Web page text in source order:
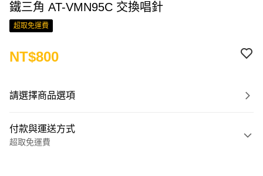
鐵三角 AT-VMN95C 交換唱針
超取免運費
NT$800
請選擇商品選項
付款與運送方式
超取免運費